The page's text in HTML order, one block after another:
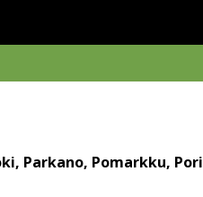
Parkano, Pomarkku, Pori